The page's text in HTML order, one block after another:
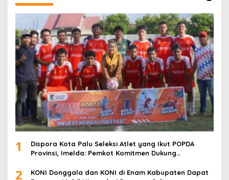
1
Dispora Kota Palu Seleksi Atlet yang Ikut POPDA
Provinsi, Imelda: Pemkot Komitmen Dukung
2
KONI Donggala dan KONI di Enam Kabupaten Dapat